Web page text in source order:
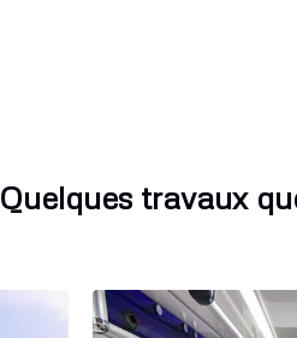
Quelques travaux